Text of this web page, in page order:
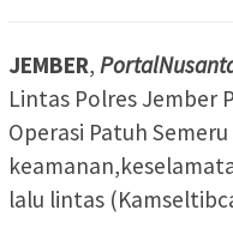
JEMBER,
Lintas Polres Jember
Operasi Patuh
lalu lintas